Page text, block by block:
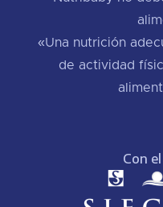
«Una nutrición
de actividad
Con